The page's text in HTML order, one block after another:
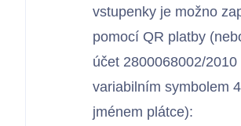
vstupenky je možno
pomocí QR platby
účet 2800068002/2010
variabilním symbolem
jménem plátce):